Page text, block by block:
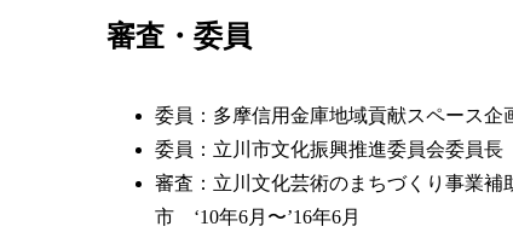
審査・委員
委員：多摩信用金庫地域貢献スペース
委員：立川市文化振興推進委員会委員長
審査：立川文化芸術のまちづくり事業
市 ‘10年6月〜’16年6月